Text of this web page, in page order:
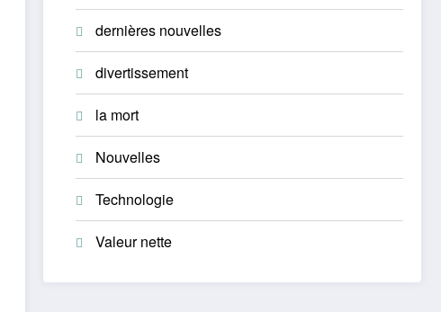
dernières nouvelles
divertissement
la mort
Nouvelles
Technologie
Valeur nette